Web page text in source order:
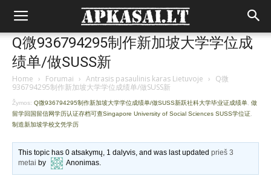
Q微936794295制作新加坡大学学位成
绩单/做SUSS新
Home › Forumai › Antrasis pasaulinis karas Lietuvoje › Q微
936794295制作新加坡大学学位成绩单/做SUSS新
Žymos: Q微936794295制作新加坡大学学位成绩单/做SUSS新跃社科大学毕业证成绩单 做
留学回国留信网学历认证存档可查Singapore University of Social Sciences SUSS学位证
制造新加坡学校文凭学历
This topic has 0 atsakymų, 1 dalyvis, and was last updatedprieš 3
metai by Anonimas.